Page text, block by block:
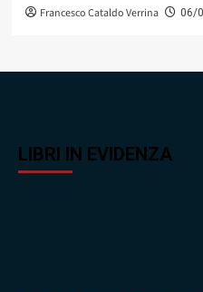
Francesco Cataldo Verrina 06/
LIBRI IN EVIDENZA